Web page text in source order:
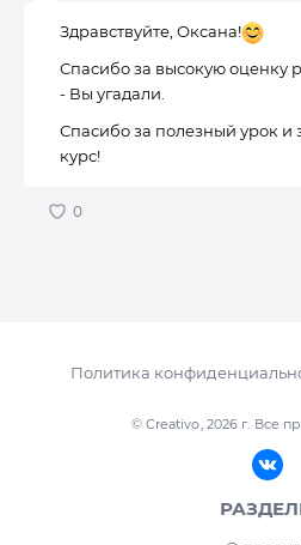
Здравствуйте, Оксана!
Спасибо за высокую оценку
- Вы угадали.
Спасибо за полезный урок и
курс!
© Creativo, 2026 г. Все
Политика